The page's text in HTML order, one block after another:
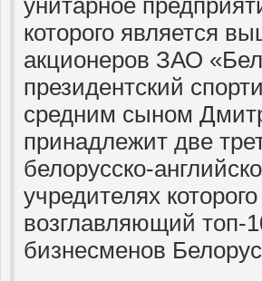
унитарное
которого является
акционеров ЗАО
президентский
средним сыном
принадлежит две
белорусско-
учредителях
возглавляющий топ-
бизнесменов